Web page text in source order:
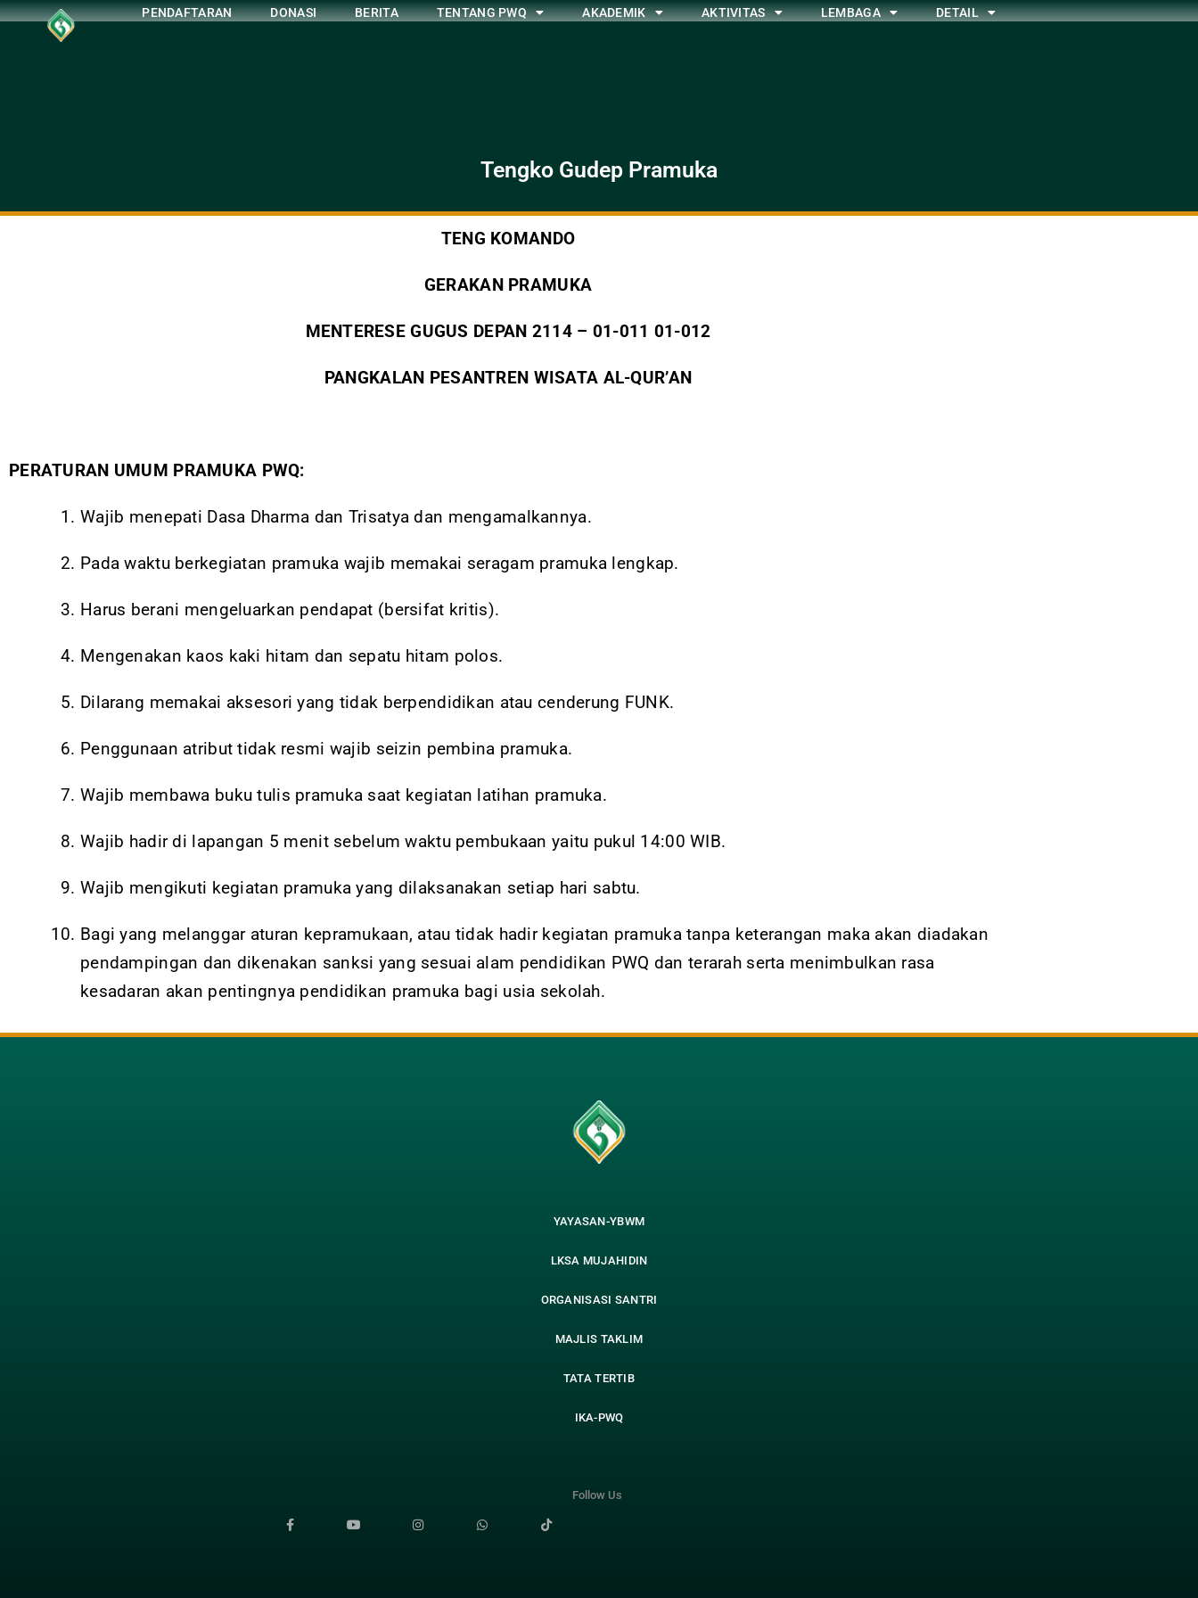
PENDAFTARAN DONASI BERITA TENTANG PWQ AKADEMIK AKTIVITAS LEMBAGA DETAIL
Tengko Gudep Pramuka
TENG KOMANDO
GERAKAN PRAMUKA
MENTERESE GUGUS DEPAN 2114 – 01-011 01-012
PANGKALAN PESANTREN WISATA AL-QUR’AN
PERATURAN UMUM PRAMUKA PWQ:
Wajib menepati Dasa Dharma dan Trisatya dan mengamalkannya.
Pada waktu berkegiatan pramuka wajib memakai seragam pramuka lengkap.
Harus berani mengeluarkan pendapat (bersifat kritis).
Mengenakan kaos kaki hitam dan sepatu hitam polos.
Dilarang memakai aksesori yang tidak berpendidikan atau cenderung FUNK.
Penggunaan atribut tidak resmi wajib seizin pembina pramuka.
Wajib membawa buku tulis pramuka saat kegiatan latihan pramuka.
Wajib hadir di lapangan 5 menit sebelum waktu pembukaan yaitu pukul 14:00 WIB.
Wajib mengikuti kegiatan pramuka yang dilaksanakan setiap hari sabtu.
Bagi yang melanggar aturan kepramukaan, atau tidak hadir kegiatan pramuka tanpa keterangan maka akan diadakan
pendampingan dan dikenakan sanksi yang sesuai alam pendidikan PWQ dan terarah serta menimbulkan rasa
kesadaran akan pentingnya pendidikan pramuka bagi usia sekolah.
YAYASAN-YBWM
LKSA MUJAHIDIN
ORGANISASI SANTRI
MAJLIS TAKLIM
TATA TERTIB
IKA-PWQ
Follow Us